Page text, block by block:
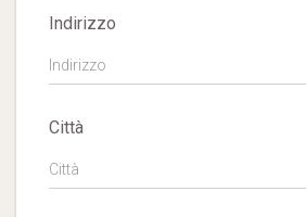
Indirizzo
Città